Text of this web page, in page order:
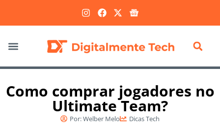
Como comprar jogadores no
Ultimate Team?
Por:Welber Melo Dicas Tech